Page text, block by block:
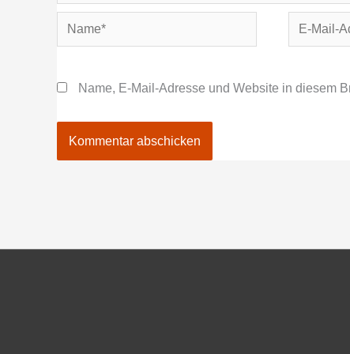
Name*
E-
Mail-
Name, E-Mail-Adresse und Website in diesem